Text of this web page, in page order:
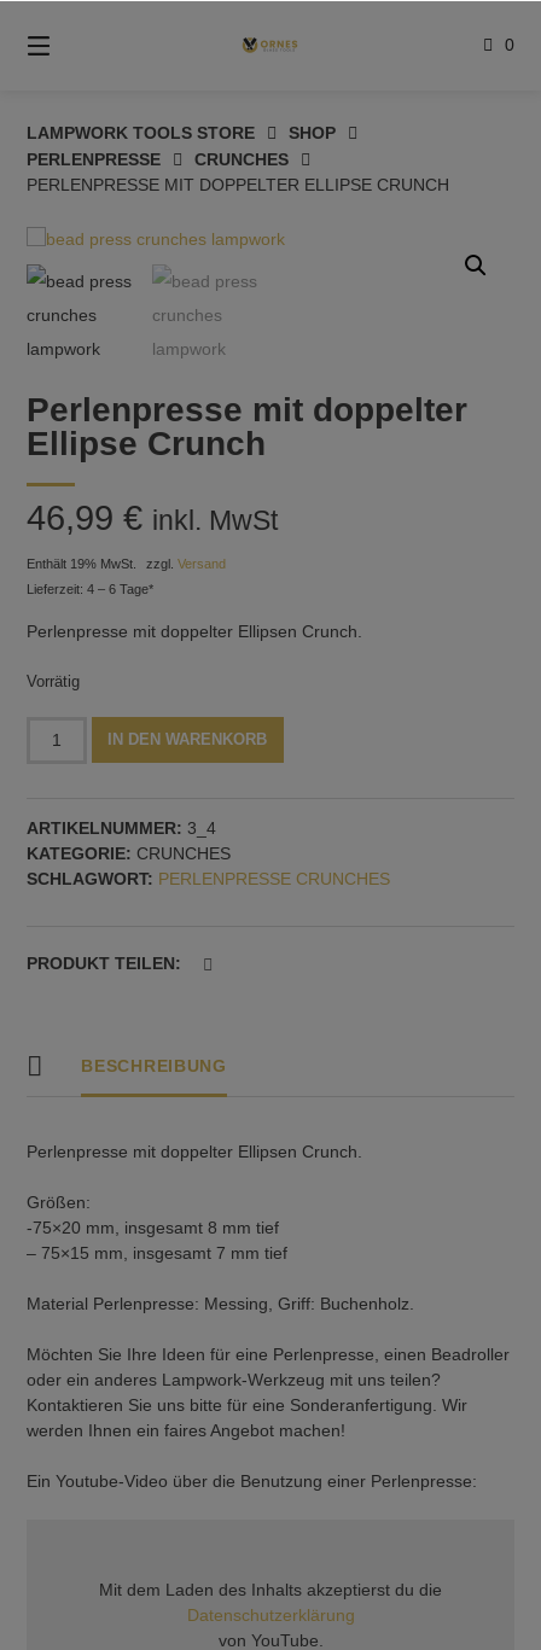
zum
Inhalt
0
LAMPWORK TOOLS STORE
SHOP
PERLENPRESSE
CRUNCHES
PERLENPRESSE MIT DOPPELTER ELLIPSE CRUNCH
Perlenpresse mit doppelter
Ellipse Crunch
46,99€ inkl. MwSt
Enthält 19% MwSt. zzgl.Versand
Lieferzeit: 4 – 6 Tage*
Perlenpresse mit doppelter Ellipsen Crunch.
Vorrätig
Crunch
Menge
IN DEN WARENKORB
ARTIKELNUMMER: 3_4
KATEGORIE: CRUNCHES
SCHLAGWORT: PERLENPRESSE CRUNCHES
PRODUKT TEILEN:
BESCHREIBUNG
Perlenpresse mit doppelter Ellipsen Crunch.
Größen:
-75×20 mm, insgesamt 8 mm tief
– 75×15 mm, insgesamt 7 mm tief
Material Perlenpresse: Messing, Griff: Buchenholz.
Möchten Sie Ihre Ideen für eine Perlenpresse, einen Beadroller
oder ein anderes Lampwork-Werkzeug mit uns teilen?
Kontaktieren Sie uns bitte für eine Sonderanfertigung. Wir
werden Ihnen ein faires Angebot machen!
Ein Youtube-Video über die Benutzung einer Perlenpresse:
Mit dem Laden des Inhalts akzeptierst du die
Datenschutzerklärung
von YouTube.